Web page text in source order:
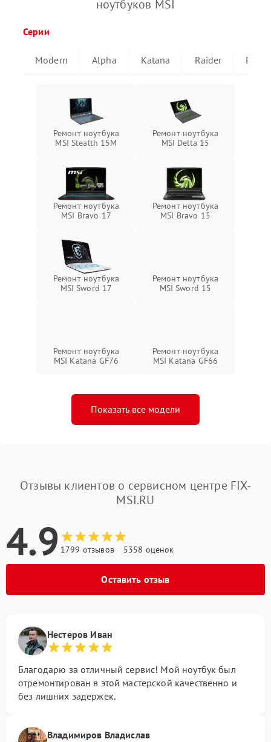
ноутбуков MSI
Серии
Modern Alpha Katana Raider Pulse
Ремонт ноутбука
MSI Stealth 15M
Ремонт ноутбука
MSI Delta 15
Ремонт ноутбука
MSI Bravo 17
Ремонт ноутбука
MSI Bravo 15
Ремонт ноутбука
MSI Sword 17
Ремонт ноутбука
MSI Sword 15
Ремонт ноутбука
MSI Katana GF76
Ремонт ноутбука
MSI Katana GF66
Показать все модели
Отзывы клиентов о сервисном центре FIX-
MSI.RU
4.9 1799 отзывов 5358 оценок
Оставить отзыв
Нестеров Иван
Благодарю за отличный сервис! Мой ноутбук был
отремонтирован в этой мастерской качественно и
без лишних задержек.
Владимиров Владислав